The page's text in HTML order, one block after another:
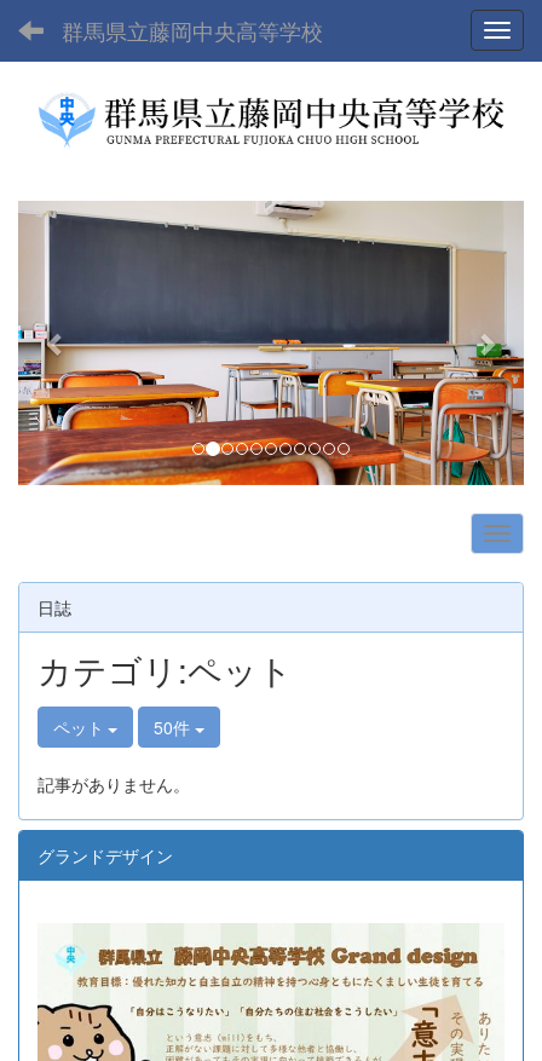
群馬県立藤岡中央高等学校
p
i
o
u
s
e
日誌
カテゴリ:ペット
ペット 50件
記事がありません。
グランドデザイン